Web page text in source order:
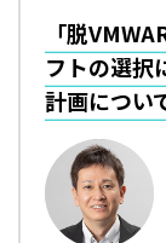
「脱
フトの選択
計画につい